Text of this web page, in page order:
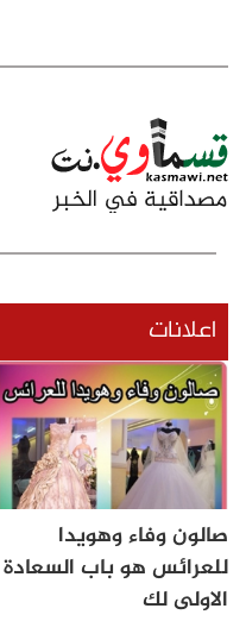
اعلانات
صالون وفاء وهويدا
للعرائس هو باب السعادة
الاولى لك